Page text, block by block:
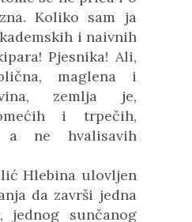
Koliko sam ja
i naivnih
Pjesnika! Ali,
maglena i
zemlja je,
i trpečih,
ne hvalisavih
Hlebina ulovljen
da završi jedna
jednog sunčanog